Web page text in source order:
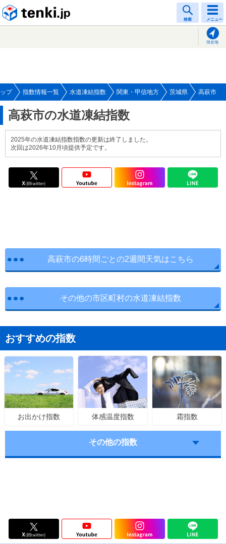
検索 メニュー
現在地
プ 指数情報一覧 水道凍結指数 関東・甲信地方 茨城県 高萩市
高萩市の水道凍結指数
2025年の水道凍結指数指数の更新は終了しました。
次回は2026年10月頃提供予定です。
高萩市の6時間ごとの2週間天気はこちら
その他の市区町村の水道凍結指数
おすすめの指数
お出かけ指数 体感温度指数 霜指数
その他の指数